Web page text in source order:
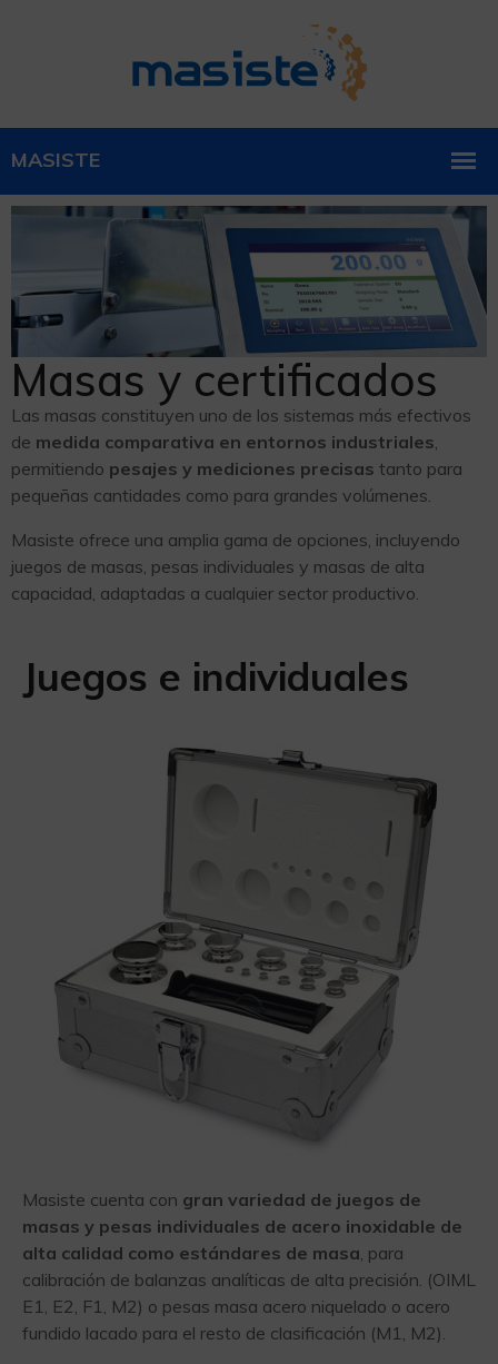
Masas y certificados
Las masas constituyen uno de los sistemas más efectivos
de medida comparativa en entornos industriales
permitiendo pesajes y mediciones precisas tanto para
pequeñas cantidades como para grandes volúmenes.
Masiste ofrece una amplia gama de opciones, incluyendo
juegos de masas, pesas individuales y masas de alta
capacidad, adaptadas a cualquier sector productivo.
Juegos e individuales
Masiste cuenta con gran variedad de juegos de
masas y pesas individuales de acero inoxidable de
alta calidad como estándares de masa , para
calibración de balanzas analíticas de alta precisión. (OIML
E1, E2, F1, M2) o pesas masa acero niquelado o acero
fundido lacado para el resto de clasificación (M1, M2).